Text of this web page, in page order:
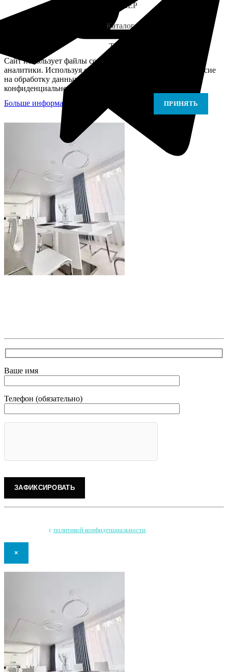
ЗАМЕР
Каталог
Telegram
Сайт использует файлы cookie для персонализации и
аналитики. Используя сайт, вы подтверждаете своё согласие
на обработку данных в соответствии с Политикой
конфиденциальности.
Больше информации
ПРИНЯТЬ
Ваше имя
Телефон (обязательно)
с политикой конфиденциальности.
×